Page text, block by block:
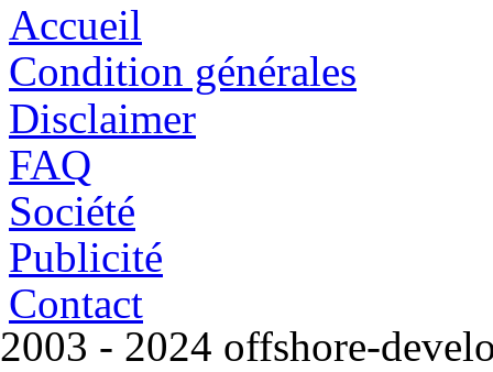
Accueil
Condition générales
Disclaimer
FAQ
Société
Publicité
Contact
2003 - 2024 offshore-